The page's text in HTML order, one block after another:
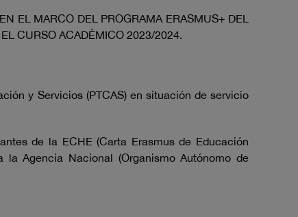
EL MARCO DEL PROGRAMA ERASMUS+ DEL
CURSO ACADÉMICO 2023/2024.
y Servicios (PTCAS) en situación de servicio
de la ECHE (Carta Erasmus de Educación
Agencia Nacional (Organismo Autónomo de